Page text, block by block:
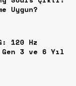
Uygun?
120 Hz
Gen 3 ve 6 Yıl